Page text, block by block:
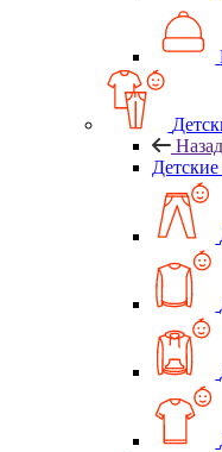
Назад